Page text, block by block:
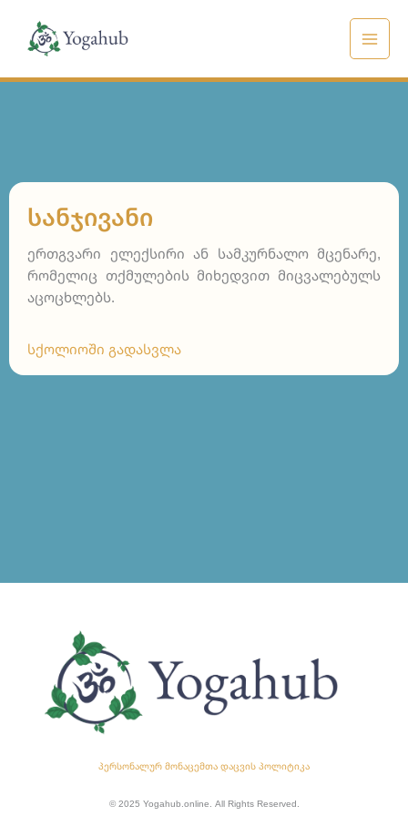
content
ᲡᲐᲜᲯᲘᲕᲐᲜᲘ
ერთგვარი ელექსირი ან სამკურნალო მცენარე,
რომელიც თქმულების მიხედვით მიცვალებულს
აცოცხლებს.
სქოლიოში გადასვლა
პერსონალურ მონაცემთა დაცვის პოლიტიკა
© 2025 Yogahub.online. All Rights Reserved.